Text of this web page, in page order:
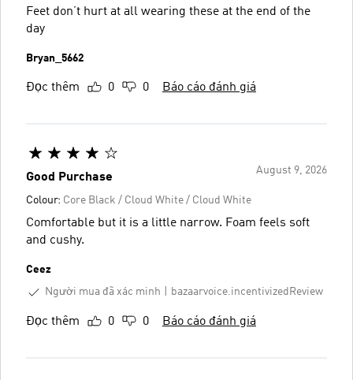
Feet don’t hurt at all wearing these at the end of the
day
Bryan_5662
Đọc thêm 0 0 Báo cáo đánh giá
August 9, 2026
Good Purchase
Colour: Core Black / Cloud White / Cloud White
Comfortable but it is a little narrow. Foam feels soft
and cushy.
Ceez
Người mua đã xác minh
bazaarvoice.incentivizedReview
Đọc thêm 0 0 Báo cáo đánh giá